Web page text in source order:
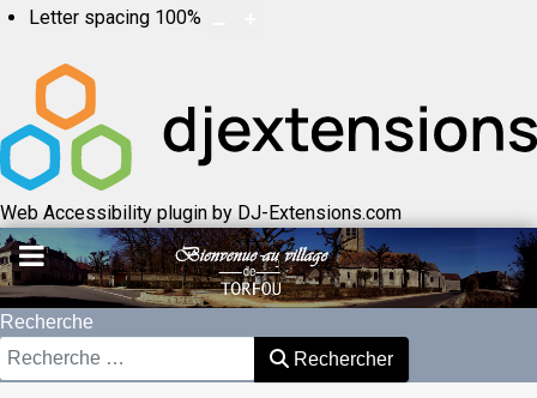
Letter spacing 100%
Web Accessibility plugin by DJ-Extensions.com
Recherche
Rechercher